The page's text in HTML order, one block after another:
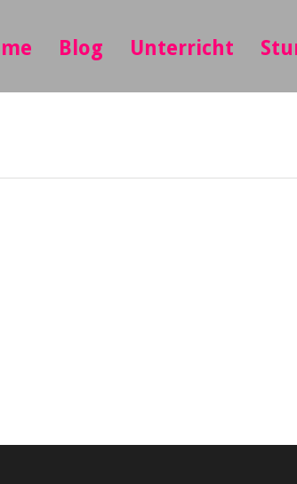
Blog Unterricht